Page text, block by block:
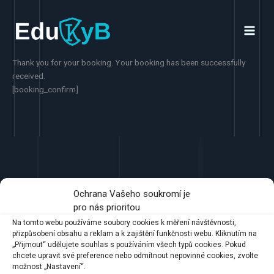
Ochrana Vašeho soukromí je
pro nás prioritou
Na tomto webu používáme soubory cookies k měření návštěvnosti,
přizpůsobení obsahu a reklam a k zajištění funkčnosti webu. Kliknutím na
„Přijmout“ udělujete souhlas s používáním všech typů cookies. Pokud
chcete upravit své preference nebo odmítnout nepovinné cookies, zvolte
možnost „Nastavení“.
obsah
Thank you for your booking. Your booking has been successfully
received.
[booking_confirm]
Školení kybernetické i informační